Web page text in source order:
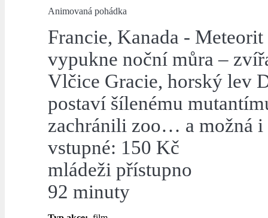
Animovaná pohádka
Francie, Kanada -
vypukne noční můra –
Vlčice Gracie, horský lev
postaví šílenému
zachránili zoo… a možná i
vstupné: 150 Kč
mládeži přístupno
92 minuty